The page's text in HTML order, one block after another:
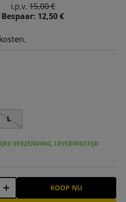
i.p.v.15,00 €
Bespaar: 12,50 €
L
VERZENDING, LEVERINGSTIJD
+ KOOP NU